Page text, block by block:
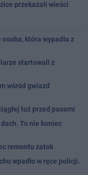
przekazali wieści
która wypadła z
startowali z
wśród gwiazd
tuż przed pasami
dach. To nie koniec
remontu zatok
wpadło w ręce policji.